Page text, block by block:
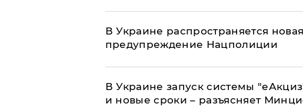
В Украине распространяется
предупреждение Нацполиции
В Украине запуск системы
и новые сроки – разъясняет